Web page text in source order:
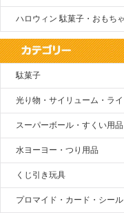
ハロウィン 駄菓子・おもちゃ
駄菓子
光り物・サイリューム・ライ
スーパーボール・すくい用品
水ヨーヨー・つり用品
くじ引き玩具
プロマイド・カード・シール